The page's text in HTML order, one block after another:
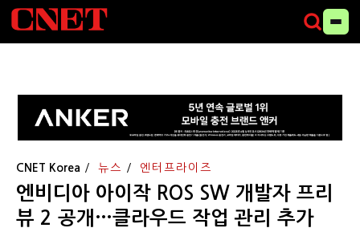
CNET Korea 뉴스 엔터프라이즈
엔비디아 아이작 ROS SW 개발자 프리
뷰 2 공개…클라우드 작업 관리 추가